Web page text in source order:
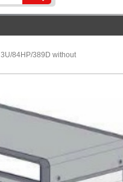
84HP/389D without